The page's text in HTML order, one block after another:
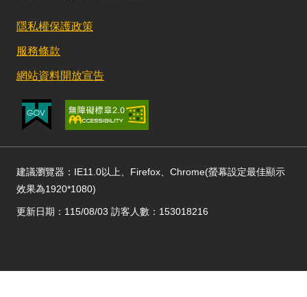
隱私權保護政策
服務條款
網站資料開放宣告
建議瀏覽器：IE11.0以上、Firefox、Chrome(螢幕設定最佳顯示
效果為1920*1080)
更新日期：115/08/03 訪客人數：153018216